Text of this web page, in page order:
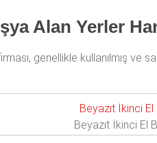
Alan Yerler
genellikle kullanılmış ve
Beyazıt İkinci El